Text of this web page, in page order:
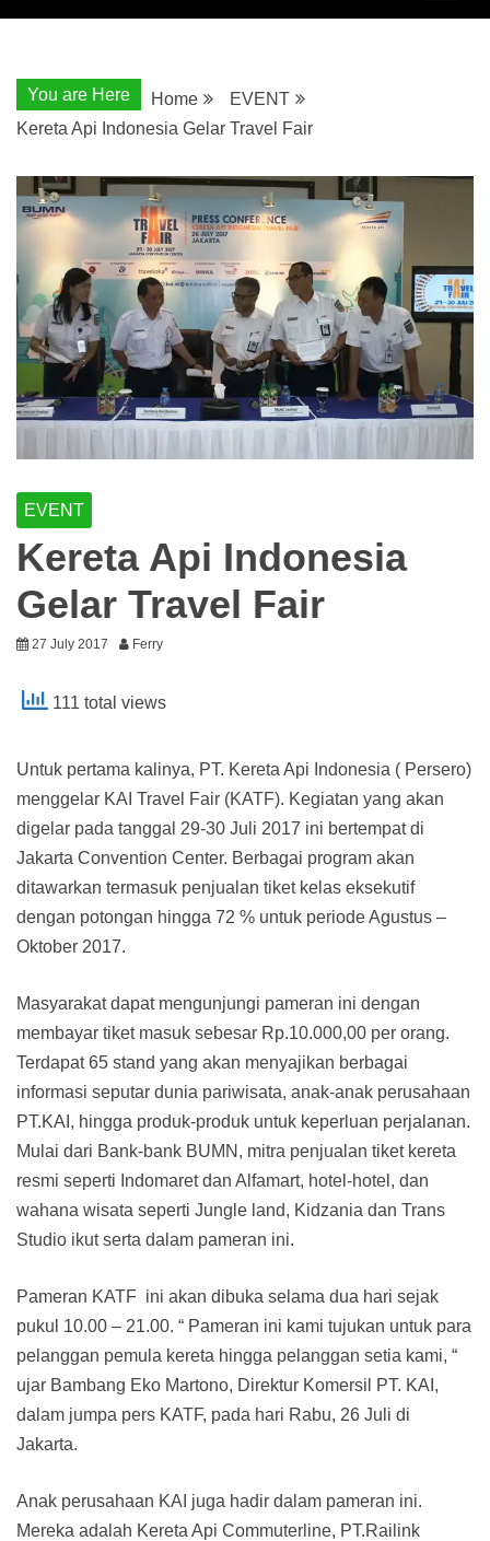
You are Here Home
EVENT
Kereta Api Indonesia Gelar Travel Fair
EVENT
Kereta Api Indonesia
Gelar Travel Fair
27 July 2017 Ferry
111 total views
Untuk pertama kalinya, PT. Kereta Api Indonesia ( Persero)
menggelar KAI Travel Fair (KATF). Kegiatan yang akan
digelar pada tanggal 29-30 Juli 2017 ini bertempat di
Jakarta Convention Center. Berbagai program akan
ditawarkan termasuk penjualan tiket kelas eksekutif
dengan potongan hingga 72 % untuk periode Agustus –
Oktober 2017.
Masyarakat dapat mengunjungi pameran ini dengan
membayar tiket masuk sebesar Rp.10.000,00 per orang.
Terdapat 65 stand yang akan menyajikan berbagai
informasi seputar dunia pariwisata, anak-anak perusahaan
PT.KAI, hingga produk-produk untuk keperluan perjalanan.
Mulai dari Bank-bank BUMN, mitra penjualan tiket kereta
resmi seperti Indomaret dan Alfamart, hotel-hotel, dan
wahana wisata seperti Jungle land, Kidzania dan Trans
Studio ikut serta dalam pameran ini.
Pameran KATF ini akan dibuka selama dua hari sejak
pukul 10.00 – 21.00. “ Pameran ini kami tujukan untuk para
pelanggan pemula kereta hingga pelanggan setia kami, “
ujar Bambang Eko Martono, Direktur Komersil PT. KAI,
dalam jumpa pers KATF, pada hari Rabu, 26 Juli di
Jakarta.
Anak perusahaan KAI juga hadir dalam pameran ini.
Mereka adalah Kereta Api Commuterline, PT.Railink